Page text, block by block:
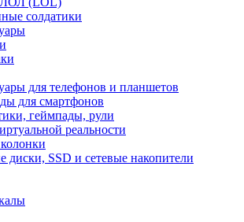
солдатики
для телефонов и планшетов
для смартфонов
геймпады, рули
реальности
диски, SSD и сетевые накопители